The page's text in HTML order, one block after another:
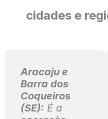
cidades e
Aracaju e
Barra dos
Coqueiros
(SE): É a